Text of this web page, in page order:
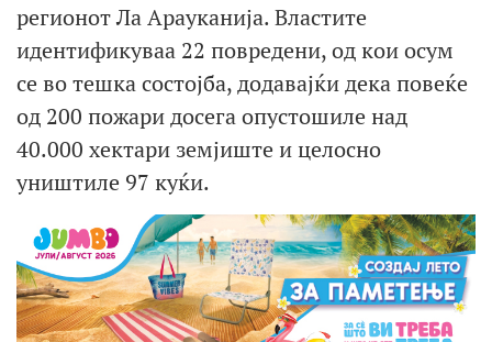
регионот Ла Арауканија. Властите
идентификуваа 22 повредени, од кои осум
се во тешка состојба, додавајќи дека повеќе
од 200 пожари досега опустошиле над
40.000 хектари земјиште и целосно
уништиле 97 куќи.